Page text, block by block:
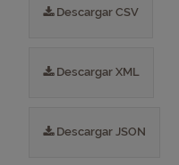
Descargar CSV
Descargar XML
Descargar JSON